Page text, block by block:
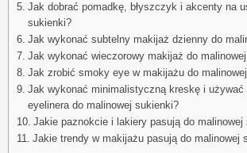
Jak dobrać pomadkę, błyszczyk i akcenty na
sukienki?
Jak wykonać subtelny makijaż dzienny do
Jak wykonać wieczorowy makijaż do
Jak zrobić smoky eye w makijażu do
Jak wykonać minimalistyczną kreskę i używać
eyelinera do malinowej sukienki?
Jakie paznokcie i lakiery pasują do malinowej
Jakie trendy w makijażu pasują do malinowej